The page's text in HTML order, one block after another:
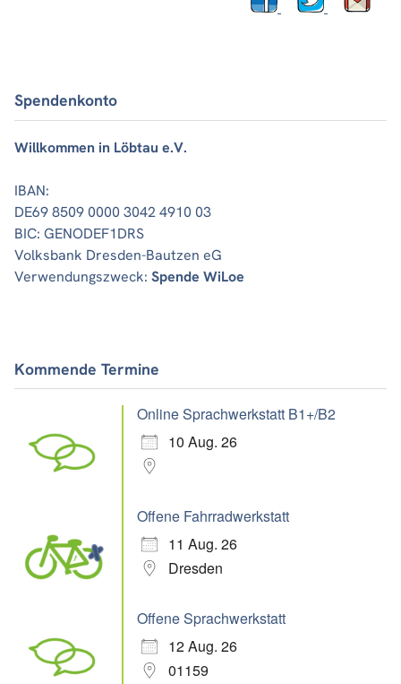
Spendenkonto
Willkommen in Löbtau e.V.
IBAN:
DE69 8509 0000 3042 4910 03
BIC: GENODEF1DRS
Volksbank Dresden-Bautzen eG
Verwendungszweck: Spende WiLoe
Kommende Termine
Online Sprachwerkstatt B1+/B2
10 Aug. 26
Offene Fahrradwerkstatt
11 Aug. 26
Dresden
Offene Sprachwerkstatt
12 Aug. 26
01159